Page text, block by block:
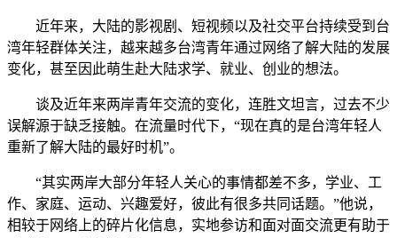
近年来，大陆的影视剧、短视频以及社交平台持续受到台
湾年轻群体关注，越来越多台湾青年通过网络了解大陆的发展
变化，甚至因此萌生赴大陆求学、就业、创业的想法。
谈及近年来两岸青年交流的变化，连胜文坦言，过去不少
误解源于缺乏接触。在流量时代下，“现在真的是台湾年轻人
重新了解大陆的最好时机”。
“其实两岸大部分年轻人关心的事情都差不多，学业、工
作、家庭、运动、兴趣爱好，彼此有很多共同话题。”他说，
相较于网络上的碎片化信息，实地参访和面对面交流更有助于